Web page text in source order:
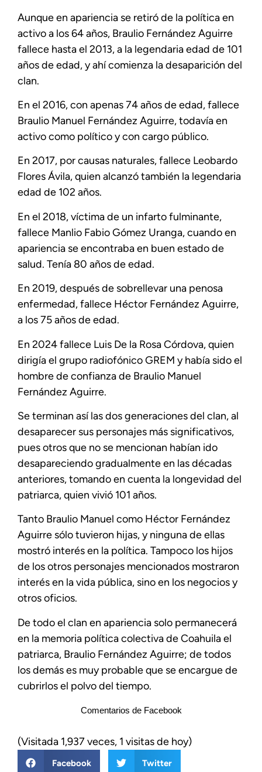
Aunque en apariencia se retiró de la política en
activo a los 64 años, Braulio Fernández Aguirre
fallece hasta el 2013, a la legendaria edad de 101
años de edad, y ahí comienza la desaparición del
clan.
En el 2016, con apenas 74 años de edad, fallece
Braulio Manuel Fernández Aguirre, todavía en
activo como político y con cargo público.
En 2017, por causas naturales, fallece Leobardo
Flores Ávila, quien alcanzó también la legendaria
edad de 102 años.
En el 2018, víctima de un infarto fulminante,
fallece Manlio Fabio Gómez Uranga, cuando en
apariencia se encontraba en buen estado de
salud. Tenía 80 años de edad.
En 2019, después de sobrellevar una penosa
enfermedad, fallece Héctor Fernández Aguirre,
a los 75 años de edad.
En 2024 fallece Luis De la Rosa Córdova, quien
dirigía el grupo radiofónico GREM y había sido el
hombre de confianza de Braulio Manuel
Fernández Aguirre.
Se terminan así las dos generaciones del clan, al
desaparecer sus personajes más significativos,
pues otros que no se mencionan habían ido
desapareciendo gradualmente en las décadas
anteriores, tomando en cuenta la longevidad del
patriarca, quien vivió 101 años.
Tanto Braulio Manuel como Héctor Fernández
Aguirre sólo tuvieron hijas, y ninguna de ellas
mostró interés en la política. Tampoco los hijos
de los otros personajes mencionados mostraron
interés en la vida pública, sino en los negocios y
otros oficios.
De todo el clan en apariencia solo permanecerá
en la memoria política colectiva de Coahuila el
patriarca, Braulio Fernández Aguirre; de todos
los demás es muy probable que se encargue de
cubrirlos el polvo del tiempo.
Comentarios de Facebook
(Visitada 1,937 veces, 1 visitas de hoy)
Facebook Twitter